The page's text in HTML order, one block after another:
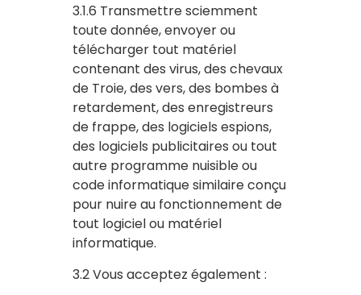
3.1.6 Transmettre sciemment
toute donnée, envoyer ou
télécharger tout matériel
contenant des virus, des chevaux
de Troie, des vers, des bombes à
retardement, des enregistreurs
de frappe, des logiciels espions,
des logiciels publicitaires ou tout
autre programme nuisible ou
code informatique similaire conçu
pour nuire au fonctionnement de
tout logiciel ou matériel
informatique.
3.2 Vous acceptez également :